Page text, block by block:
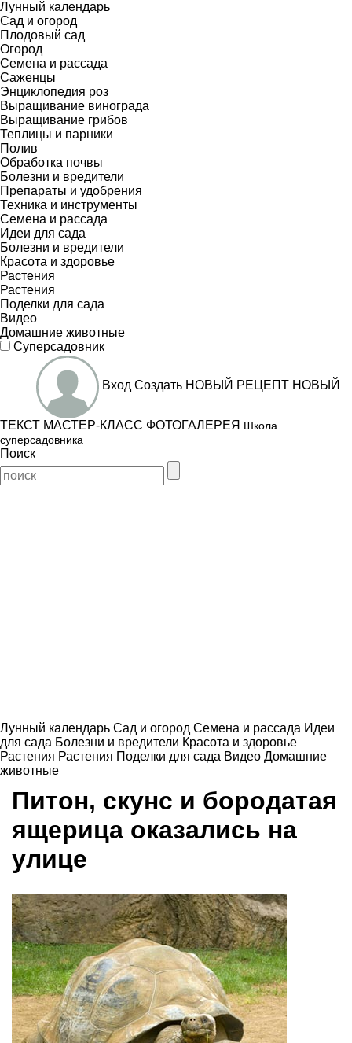
Лунный календарь
Сад и огород
Плодовый сад
Огород
Семена и рассада
Саженцы
Энциклопедия роз
Выращивание винограда
Выращивание грибов
Теплицы и парники
Полив
Обработка почвы
Болезни и вредители
Препараты и удобрения
Техника и инструменты
Семена и рассада
Идеи для сада
Болезни и вредители
Красота и здоровье
Растения
Растения
Поделки для сада
Видео
Домашние животные
Суперсадовник
Вход Создать НОВЫЙ РЕЦЕПТ НОВЫЙ
ТЕКСТ МАСТЕР-КЛАСС ФОТОГАЛЕРЕЯ Школа
суперсадовника
Поиск
Лунный календарь Сад и огород Семена и рассада Идеи
для сада Болезни и вредители Красота и здоровье
Растения Растения Поделки для сада Видео Домашние
животные
Питон, скунс и бородатая
ящерица оказались на
улице